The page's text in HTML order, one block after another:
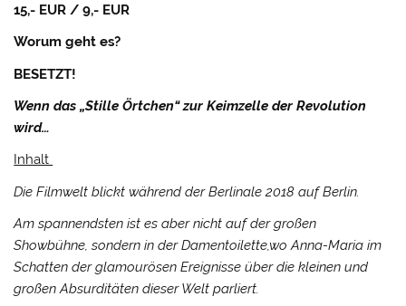
15,- EUR / 9,- EUR
Worum geht es?
BESETZT!
Wenn das „Stille Örtchen“ zur Keimzelle der Revolution
wird…
Inhalt
Die Filmwelt blickt während der Berlinale 2018 auf Berlin.
Am spannendsten ist es aber nicht auf der großen
Showbühne, sondern in der Damentoilette,wo Anna-Maria im
Schatten der glamourösen Ereignisse über die kleinen und
großen Absurditäten dieser Welt parliert.